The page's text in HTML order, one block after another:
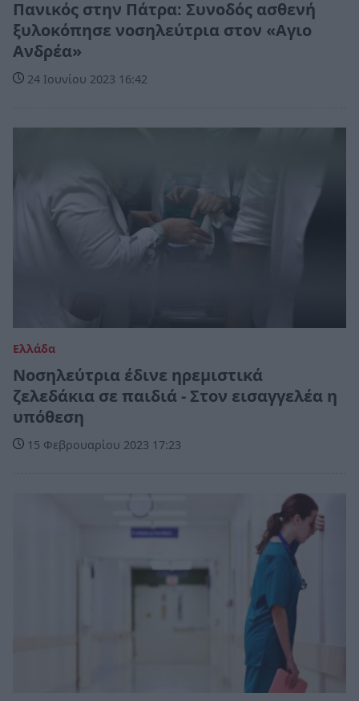
Πανικός στην Πάτρα: Συνοδός ασθενή
ξυλοκόπησε νοσηλεύτρια στον «Αγιο
Ανδρέα»
24 Ιουνίου 2023 16:42
Ελλάδα
Νοσηλεύτρια έδινε ηρεμιστικά
ζελεδάκια σε παιδιά - Στον εισαγγελέα η
υπόθεση
15 Φεβρουαρίου 2023 17:23